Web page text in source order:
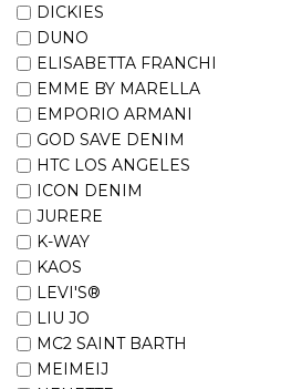
DICKIES
DUNO
ELISABETTA FRANCHI
EMME BY MARELLA
EMPORIO ARMANI
GOD SAVE DENIM
HTC LOS ANGELES
ICON DENIM
JURERE
K-WAY
KAOS
LEVI'S®
LIU JO
MC2 SAINT BARTH
MEIMEIJ